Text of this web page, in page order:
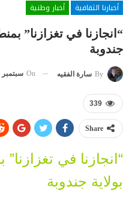
أخبارنا الثقافية
أخبار وطنية
“انجازنا في تغزازنا”
جندوبة
By سارة الفقيه On سبتمبر 10, 2020
339
Share
“انجازنا في
بولاية جندوبة